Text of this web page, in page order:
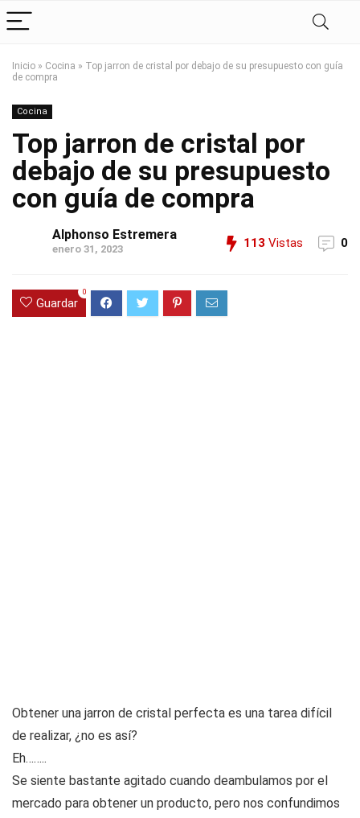
Inicio » Cocina » Top jarron de cristal por debajo de su presupuesto con guía
de compra
Cocina
Top jarron de cristal por
debajo de su presupuesto
con guía de compra
Alphonso Estremera
enero 31, 2023 113 Vistas 0
Guardar
0
Obtener una jarron de cristal perfecta es una tarea difícil
de realizar, ¿no es así?
Eh……..
Se siente bastante agitado cuando deambulamos por el
mercado para obtener un producto, pero nos confundimos